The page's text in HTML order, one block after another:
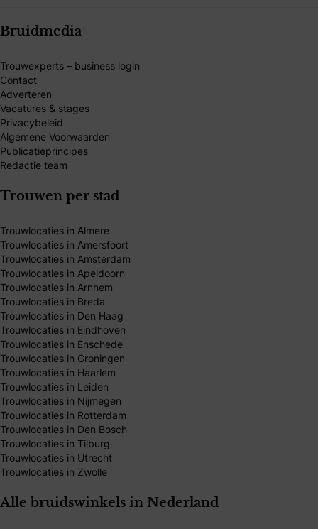
Bruidmedia
Trouwexperts – business login
Contact
Adverteren
Vacatures & stages
Privacybeleid
Algemene Voorwaarden
Publicatieprincipes
Redactie team
Trouwen per stad
Trouwlocaties in Almere
Trouwlocaties in Amersfoort
Trouwlocaties in Amsterdam
Trouwlocaties in Apeldoorn
Trouwlocaties in Arnhem
Trouwlocaties in Breda
Trouwlocaties in Den Haag
Trouwlocaties in Eindhoven
Trouwlocaties in Enschede
Trouwlocaties in Groningen
Trouwlocaties in Haarlem
Trouwlocaties in Leiden
Trouwlocaties in Nijmegen
Trouwlocaties in Rotterdam
Trouwlocaties in Den Bosch
Trouwlocaties in Tilburg
Trouwlocaties in Utrecht
Trouwlocaties in Zwolle
Alle bruidswinkels in Nederland